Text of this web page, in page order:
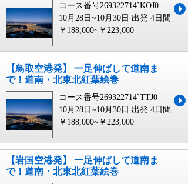
コース番号269322714`KOJ0
10月28日~10月30日 出発 4日間
￥188,000~￥223,000
【鳥取空港発】 一足伸ばして道南ま
で！道南・北東北紅葉絵巻
コース番号269322714`TTJ0
10月28日~10月30日 出発 4日間
￥188,000~￥223,000
【岩国空港発】 一足伸ばして道南ま
で！道南・北東北紅葉絵巻